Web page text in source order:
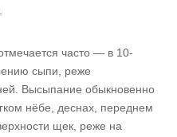
часто — в 10-
сыпи, реже
Высыпание обыкновенно
нёбе, деснах, переднем
щек, реже на